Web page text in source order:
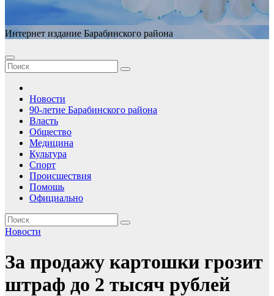
Интернет издание Барабинского района
Новости
90-летие Барабинского района
Власть
Общество
Медицина
Культура
Спорт
Происшествия
Помошь
Официально
Новости
За продажу картошки грозит
штраф до 2 тысяч рублей